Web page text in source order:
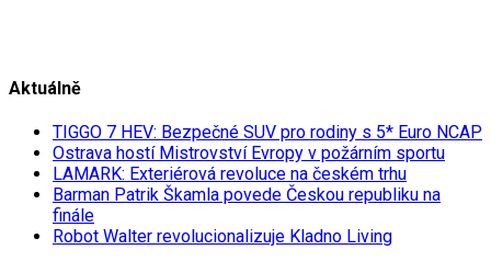
Aktuálně
TIGGO 7 HEV: Bezpečné SUV pro rodiny s 5* Euro NCAP
Ostrava hostí Mistrovství Evropy v požárním sportu
LAMARK: Exteriérová revoluce na českém trhu
Barman Patrik Škamla povede Českou republiku na
finále
Robot Walter revolucionalizuje Kladno Living